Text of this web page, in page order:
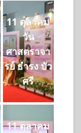
11 ตุลาคม
วัน
ศาสตราจา
รย์ ธำรง บัว
ศรี
11 ตุลาคม